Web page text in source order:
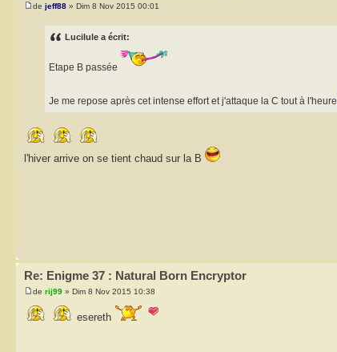
de jeff88 » Dim 8 Nov 2015 00:01
Lucilule a écrit:
Etape B passée
Je me repose après cet intense effort et j'attaque la C tout à l'heure
l'hiver arrive on se tient chaud sur la B
Re: Enigme 37 : Natural Born Encryptor
de rij99 » Dim 8 Nov 2015 10:38
esereth